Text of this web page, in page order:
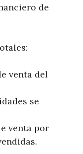
de
venta del
se
venta por